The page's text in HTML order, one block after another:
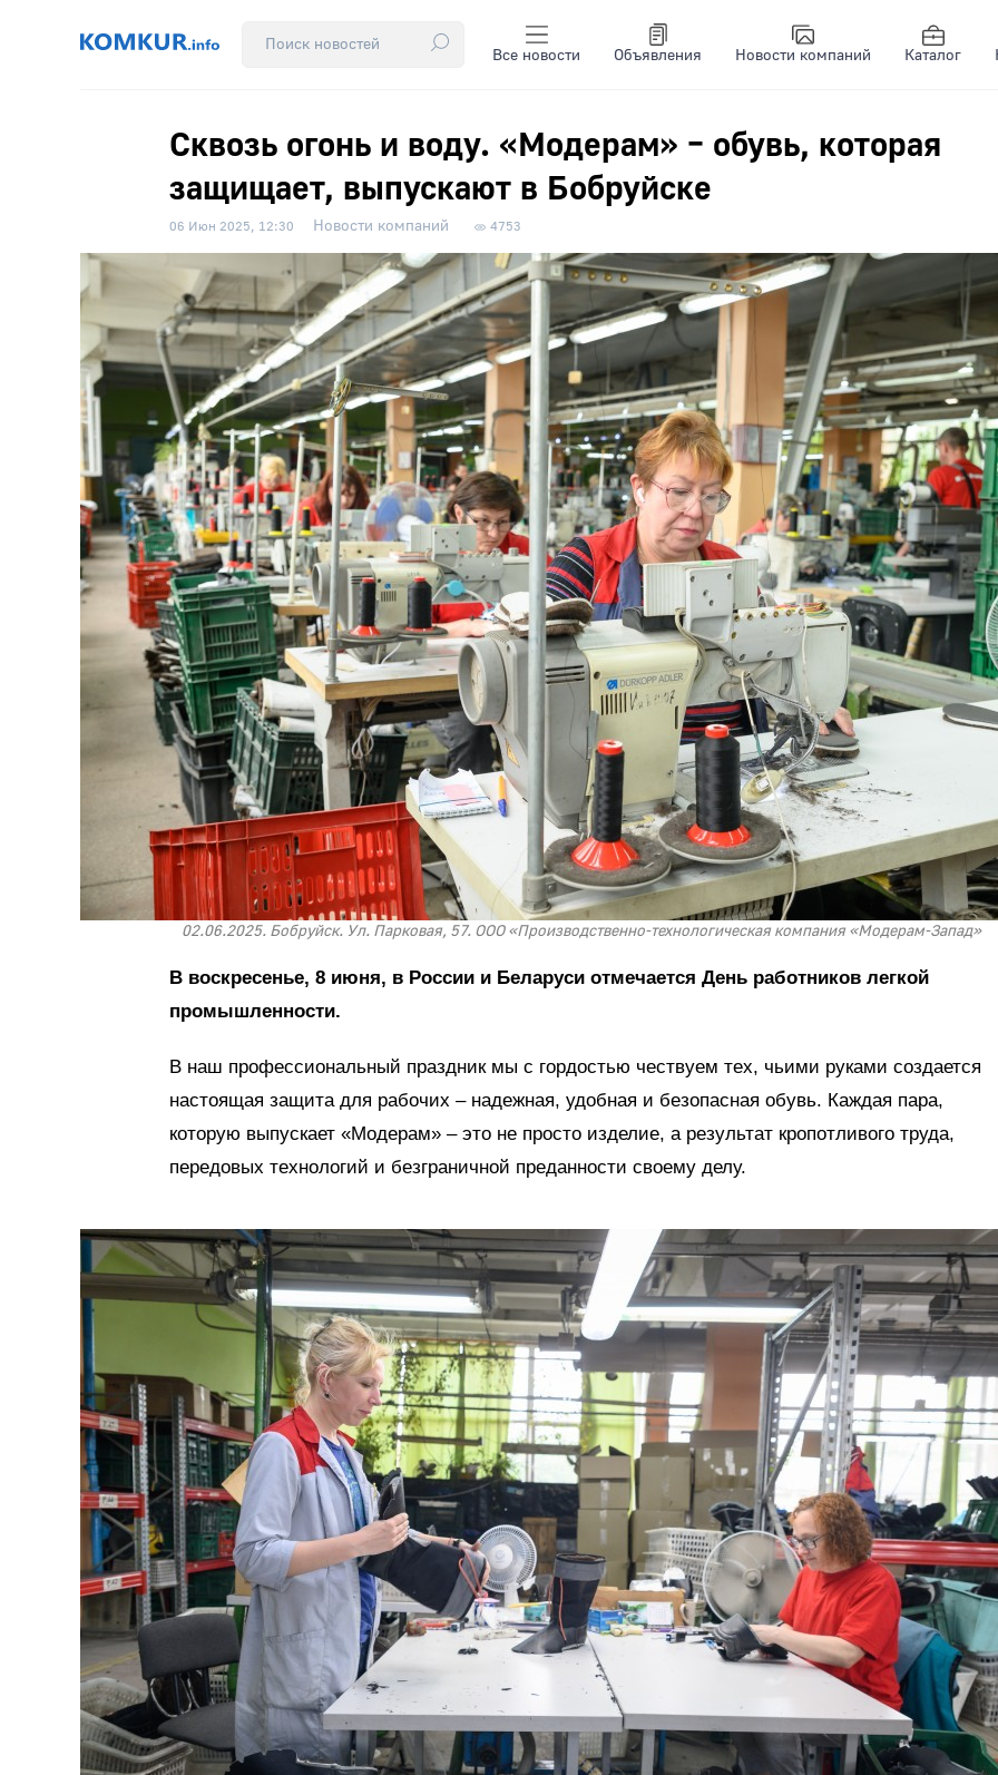
Все новости Объявления Новости компаний Каталог
Сквозь огонь и воду. «Модерам» – обувь, которая
защищает, выпускают в Бобруйске
06 Июн 2025, 12:30 Новости компаний 4753
02.06.2025. Бобруйск. Ул. Парковая, 57. ООО «Производственно-технологическая компания «Модерам-Запад»
В воскресенье, 8 июня, в России и Беларуси отмечается День работников легкой
промышленности.
В наш профессиональный праздник мы с гордостью чествуем тех, чьими руками создается
настоящая защита для рабочих – надежная, удобная и безопасная обувь. Каждая пара,
которую выпускает «Модерам» – это не просто изделие, а результат кропотливого труда,
передовых технологий и безграничной преданности своему делу.